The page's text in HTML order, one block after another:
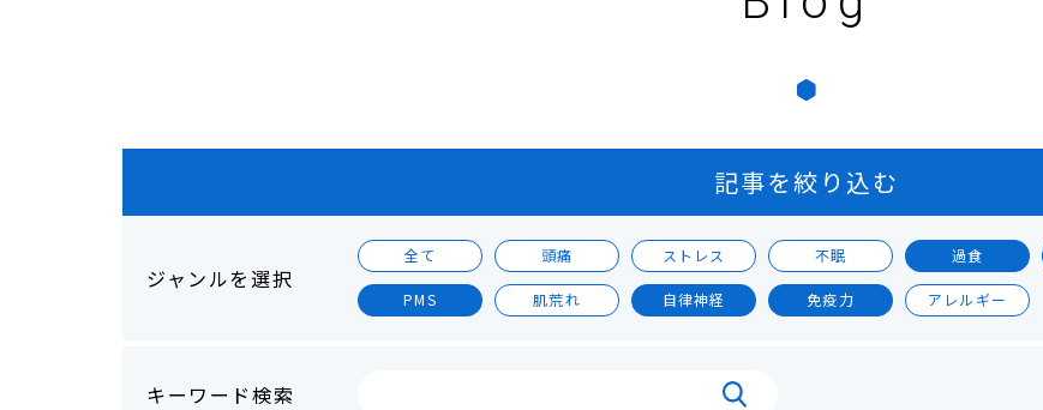
記事を絞り込む
ジャンルを選択
全て 頭痛 ストレス 不眠 過食
PMS 肌荒れ 自律神経 免疫力 アレルギー
キーワード検索